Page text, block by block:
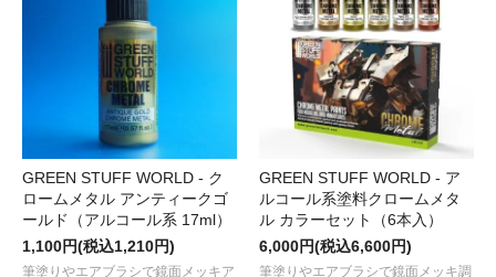
GREEN STUFF WORLD - ク
ロームメタル アンティークゴ
ールド（アルコール系 17ml）
1,100円(税込1,210円)
筆塗りやエアブラシで鏡面メッキア
GREEN STUFF WORLD - ア
ルコール系塗料クロームメタ
ル カラーセット（6本入）
6,000円(税込6,600円)
筆塗りやエアブラシで鏡面メッキ調